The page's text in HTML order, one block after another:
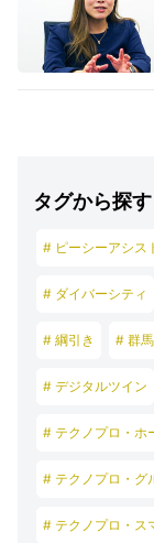
タグから探す
# ピーシーアシス
# ダイバーシティ
# 綱引き # 群
# デジタルツイン
# テクノプロ・ホ
# テクノプロ・グ
# テクノプロ・ス